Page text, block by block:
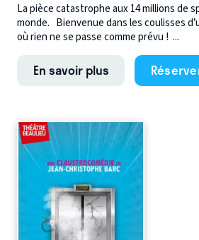
La pièce catastrophe aux 14 millions de
monde. Bienvenue dans les coulisses
où rien ne se passe comme prévu ! ...
En savoir plus